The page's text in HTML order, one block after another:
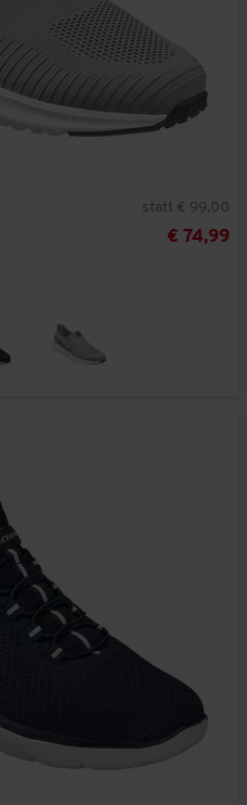
statt € 99,00
€ 74,99